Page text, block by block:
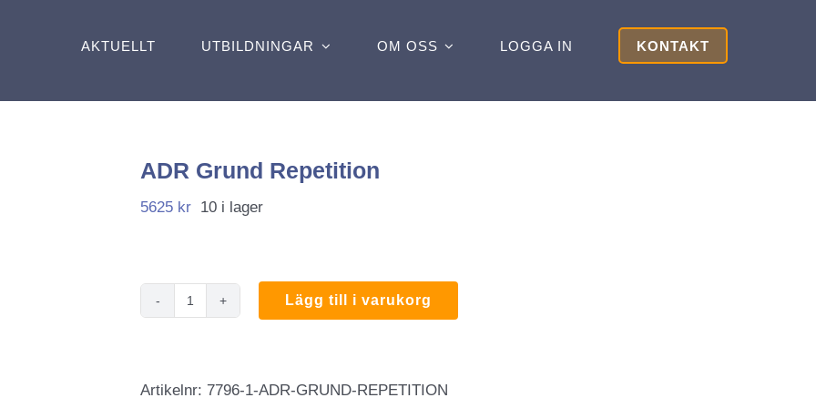
AKTUELLT UTBILDNINGAR OM OSS LOGGA IN KONTAKT
ADR Grund Repetition
5625 kr 10 i lager
mängd
Lägg till i varukorg
Artikelnr: 7796-1-ADR-GRUND-REPETITION